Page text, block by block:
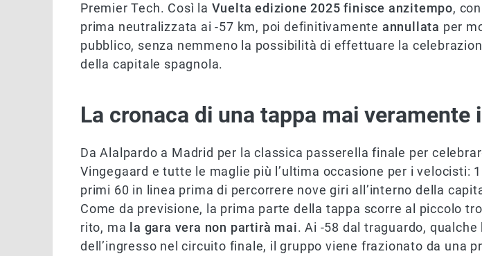
Premier Tech. Così la Vuelta edizione 2025 finisce anzitempo,
prima neutralizzata ai -57 km, poi definitivamente annullata per
pubblico, senza nemmeno la possibilità di effettuare la
della capitale spagnola.
La cronaca di una tappa mai veramente
Da Alalpardo a Madrid per la classica passerella finale per
Vingegaard e tutte le maglie più l’ultima occasione per i velocisti:
primi 60 in linea prima di percorrere nove giri all’interno della
Come da previsione, la prima parte della tappa scorre al piccolo
rito, ma la gara vera non partirà mai. Ai -58 dal traguardo,
dell’ingresso nel circuito finale, il gruppo viene frazionato da una